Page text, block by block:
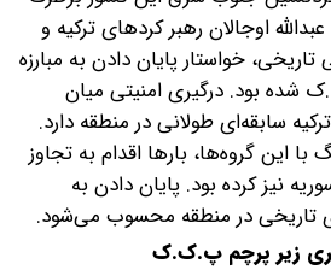
اوجالان رهبر کردهای ترکیه و
خواستار پایان دادن به مبارزه
شده بود. درگیری امنیتی میان
سابقه‌ای طولانی در منطقه دارد.
این گروه‌ها، بارها اقدام به تجاوز
نیز کرده بود. پایان دادن به
تاریخی در منطقه محسوب می‌شود.